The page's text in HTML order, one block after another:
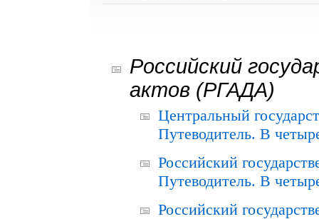
Российский
актов (РГАДА)
Центральный
Путеводитель. В
Российский
Путеводитель. В
Российский